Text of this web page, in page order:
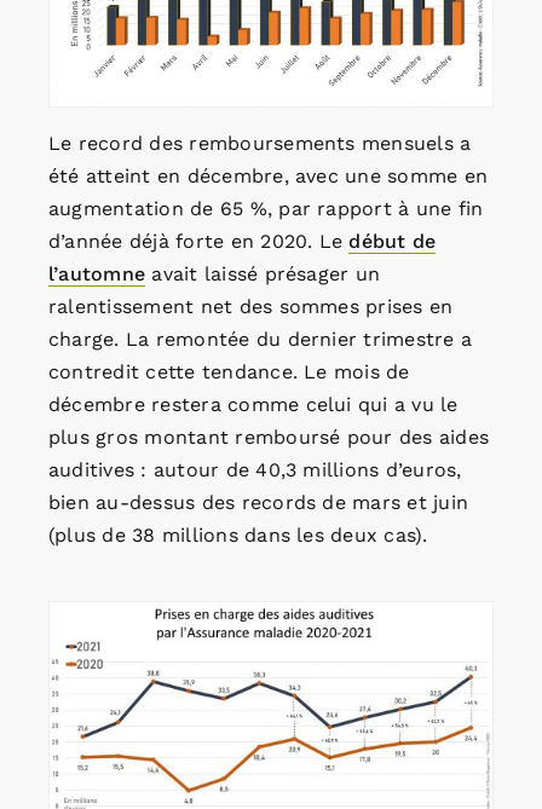
Le record des remboursements mensuels a
été atteint en décembre, avec une somme en
augmentation de 65 %, par rapport à une fin
d’année déjà forte en 2020. Le début de
l’automne avait laissé présager un
ralentissement net des sommes prises en
charge. La remontée du dernier trimestre a
contredit cette tendance. Le mois de
décembre restera comme celui qui a vu le
plus gros montant remboursé pour des aides
auditives : autour de 40,3 millions d’euros,
bien au-dessus des records de mars et juin
(plus de 38 millions dans les deux cas).